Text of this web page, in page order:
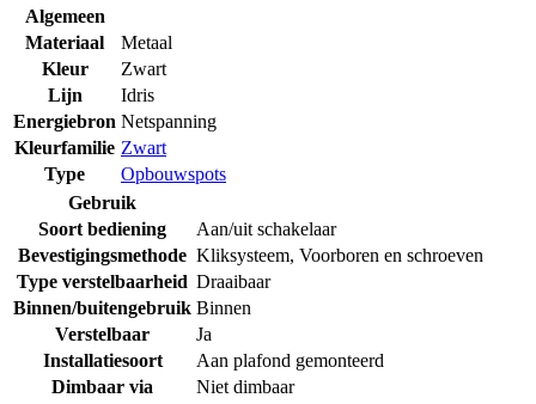
Algemeen
Materiaal
Metaal
Kleur
Zwart
Lijn
Idris
Energiebron Netspanning
Kleurfamilie Zwart
Type
Opbouwspots
Gebruik
Soort bediening
Aan/uit schakelaar
Bevestigingsmethode Kliksysteem, Voorboren en schroeven
Type verstelbaarheid Draaibaar
Binnen/buitengebruik Binnen
Verstelbaar
Ja
Installatiesoort
Aan plafond gemonteerd
Dimbaar via
Niet dimbaar